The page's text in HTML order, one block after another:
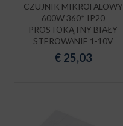
CZUJNIK MIKROFALOWY
600W 360* IP20
PROSTOKĄTNY BIAŁY
STEROWANIE 1-10V
€ 25,03